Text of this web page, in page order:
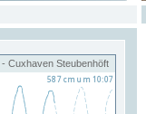
- Cuxhaven Steubenhöft